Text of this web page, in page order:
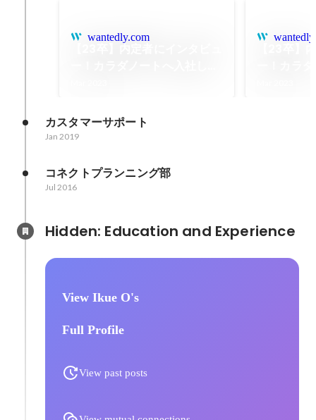
wantedly.com
カスタマーサポート
Jan 2019
コネクトプランニング部
Jul 2016
View Ikue O's
Full Profile
View past posts